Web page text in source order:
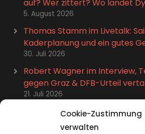
Cookie-Zustimmung
verwalten
auf? Wer zittert? Wo landet
5. August 2026
Thomas Stamm im Livetalk:
Kaderplanung und ein gutes
30. Juli 2026
Robert Wagner im Interview,
gegen Graz & DFB-Urteil
21. Juli 2026
Stefan Kutschke im Talk:
Highlights und neues Leben